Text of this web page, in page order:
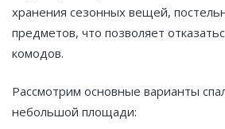
хранения сезонных вещей,
предметов, что позволяет
комодов.
Рассмотрим основные варианты
небольшой площади: